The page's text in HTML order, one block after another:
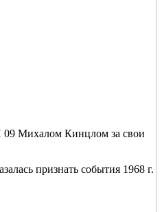
09 Михалом Кинцлом за свои
признать события 1968 г.